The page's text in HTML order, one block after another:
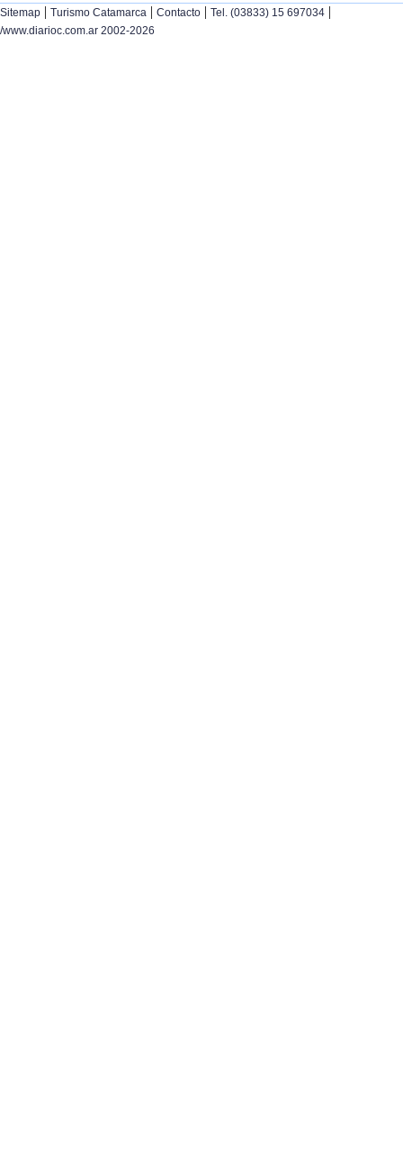
Sitemap | Turismo Catamarca | Contacto | Tel. (03833) 15 697034 |
/www.diarioc.com.ar 2002-2026